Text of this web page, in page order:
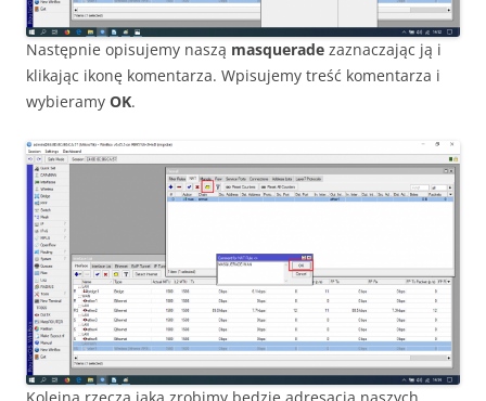
Następnie opisujemy naszą masquerade zaznaczając ją i
klikając ikonę komentarza. Wpisujemy treść komentarza i
wybieramy OK.